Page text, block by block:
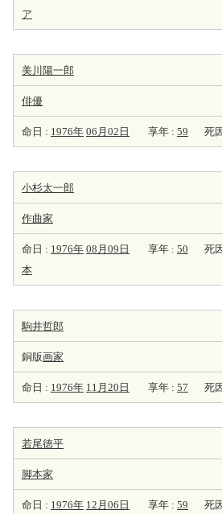
ア
美川陽一郎
俳優
命日 : 1976年 06月02日 享年 : 59 死
小杉太一郎
作曲家
命日 : 1976年 08月09日 享年 : 50 死
本
駒井哲郎
銅版画家
命日 : 1976年 11月20日 享年 : 57 死
若尾徳平
脚本家
命日 : 1976年 12月06日 享年 : 59 死